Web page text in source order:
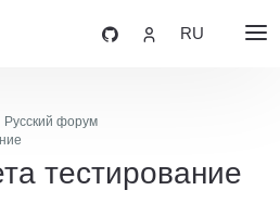
RU
Русский форум
тестирование